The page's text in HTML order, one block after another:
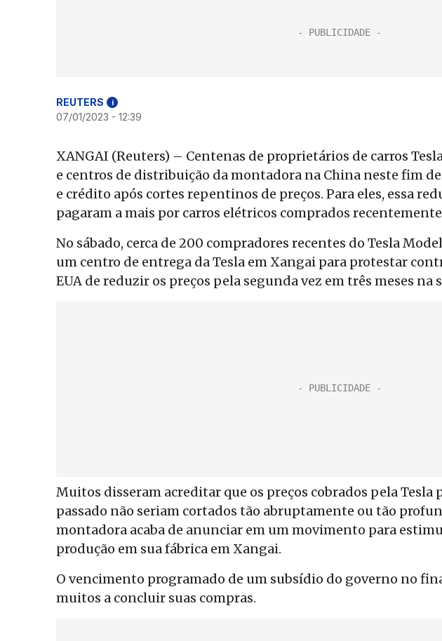
REUTERS i
07/01/2023 - 12:39
XANGAI (Reuters) – Centenas de proprietários de carros
e centros de distribuição da montadora na China neste fim
e crédito após cortes repentinos de preços. Para eles, essa
pagaram a mais por carros elétricos comprados
No sábado, cerca de 200 compradores recentes do Tesla
um centro de entrega da Tesla em Xangai para protestar
EUA de reduzir os preços pela segunda vez em três meses na
Muitos disseram acreditar que os preços cobrados pela Tesla
passado não seriam cortados tão abruptamente ou tão
montadora acaba de anunciar em um movimento para
produção em sua fábrica em Xangai.
O vencimento programado de um subsídio do governo no
muitos a concluir suas compras.